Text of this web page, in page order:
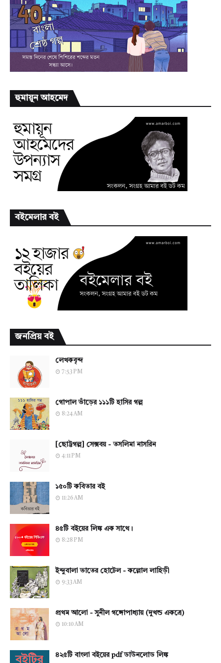
হুমায়ূন আহমেদ
বইমেলার বই
জনপ্রিয় বই
লেখকবৃন্দ
7:53 PM
গোপাল ভাঁড়ের ১১১টি হাসির গল্প
8:24 AM
[ছোট্টগল্প] সেক্সবয় - তসলিমা নাসরিন
4:11 PM
১৫০টি কবিতার বই
11:26 AM
৪৫টি বইয়ের লিঙ্ক এক সাথে।
8:28 PM
ইন্দুবালা ভাতের হোটেল - কল্লোল লাহিড়ী
9:33 AM
প্রথম আলো - সুনীল গঙ্গোপাধ্যায় (দুখন্ড একত্রে)
10:10 AM
৪২৫টি বাংলা বইয়ের pdf ডাউনলোড লিঙ্ক